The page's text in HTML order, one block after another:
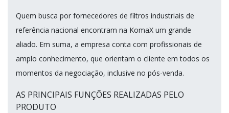
Quem busca por fornecedores de filtros industriais de
referência nacional encontram na KomaX um grande
aliado. Em suma, a empresa conta com profissionais de
amplo conhecimento, que orientam o cliente em todos os
momentos da negociação, inclusive no pós-venda.
AS PRINCIPAIS FUNÇÕES REALIZADAS PELO
PRODUTO